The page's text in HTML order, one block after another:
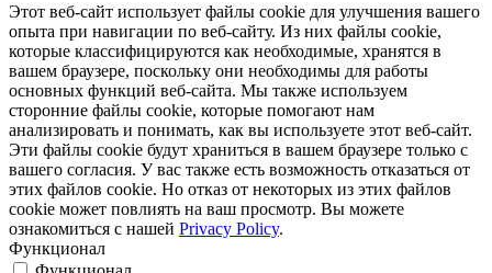
Этот веб-сайт использует файлы cookie для улучшения вашего
опыта при навигации по веб-сайту. Из них файлы cookie,
которые классифицируются как необходимые, хранятся в
вашем браузере, поскольку они необходимы для работы
основных функций веб-сайта. Мы также используем
сторонние файлы cookie, которые помогают нам
анализировать и понимать, как вы используете этот веб-сайт.
Эти файлы cookie будут храниться в вашем браузере только с
вашего согласия. У вас также есть возможность отказаться от
этих файлов cookie. Но отказ от некоторых из этих файлов
cookie может повлиять на ваш просмотр. Вы можете
ознакомиться с нашей Privacy Policy.
Функционал